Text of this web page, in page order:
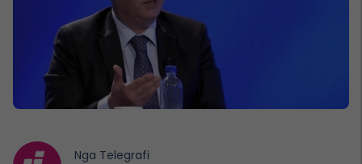
Nga Telegrafi